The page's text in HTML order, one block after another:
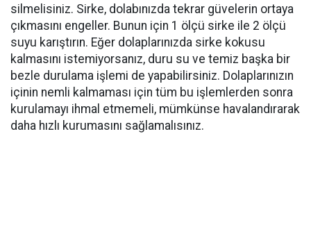
silmelisiniz. Sirke, dolabınızda tekrar güvelerin ortaya
çıkmasını engeller. Bunun için 1 ölçü sirke ile 2 ölçü
suyu karıştırın. Eğer dolaplarınızda sirke kokusu
kalmasını istemiyorsanız, duru su ve temiz başka bir
bezle durulama işlemi de yapabilirsiniz. Dolaplarınızın
içinin nemli kalmaması için tüm bu işlemlerden sonra
kurulamayı ihmal etmemeli, mümkünse havalandırarak
daha hızlı kurumasını sağlamalısınız.